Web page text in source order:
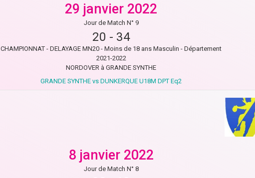
29 janvier 2022
Jour de Match N° 9
20 - 34
CHAMPIONNAT - DELAYAGE MN20 - Moins de 18 ans Masculin - Département
2021-2022
NORDOVER à GRANDE SYNTHE
GRANDE SYNTHE vs DUNKERQUE U18M DPT Eq2
8 janvier 2022
Jour de Match N° 8